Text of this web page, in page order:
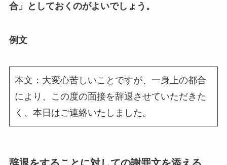
合」としておくのがよいでしょう。
例文
本文：大変心苦しいことですが、一身上の都合
により、この度の面接を辞退させていただきた
く、本日はご連絡いたしました。